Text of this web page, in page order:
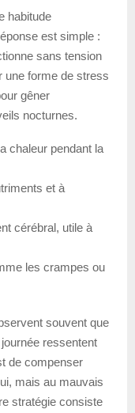
habitude
est simple :
sans tension
une forme de stress
gêner
nocturnes.
chaleur pendant la
et à
cérébral, utile à
les crampes ou
souvent que
ressentent
de compenser
mais au mauvais
stratégie consiste